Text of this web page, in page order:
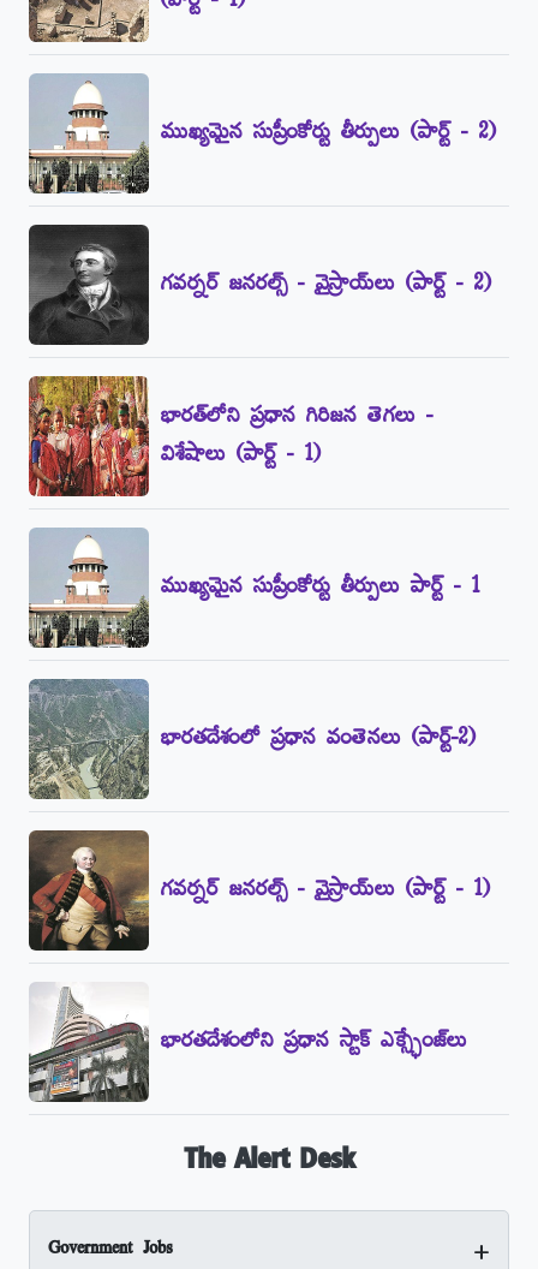
ముఖ్యమైన సుప్రీంకోర్టు తీర్పులు (పార్ట్‌ - 2)
గవర్నర్‌ జనరల్స్‌ - వైస్రాయ్‌లు (పార్ట్‌ - 2)
భారత్‌లోని ప్రధాన గిరిజన తెగలు -
విశేషాలు (పార్ట్‌ - 1)
ముఖ్యమైన సుప్రీంకోర్టు తీర్పులు పార్ట్‌ - 1
భారతదేశంలో ప్రధాన వంతెనలు (పార్ట్‌-2)
గవర్నర్‌ జనరల్స్‌ - వైస్రాయ్‌లు (పార్ట్‌ - 1)
భారతదేశంలోని ప్రధాన స్టాక్‌ ఎక్స్ఛేంజ్‌లు
The Alert Desk
Government Jobs +